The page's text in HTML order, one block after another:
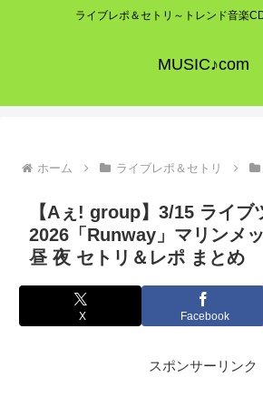
ライブレポ＆セトリ～トレンド音楽
MUSIC♪com
ホーム ライブレポ＆セトリ
【Aぇ! group】3/15 ライブ
2026「Runway」マリンメ
昼 夜 セトリ＆レポ まとめ
X Facebook
スポンサーリンク